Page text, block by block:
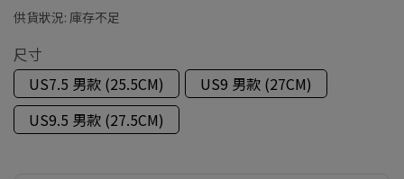
供貨狀況: 庫存不足
尺寸
US7.5 男款 (25.5CM)
US9 男款 (27CM)
US9.5 男款 (27.5CM)